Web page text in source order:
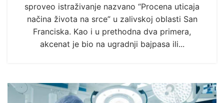
sproveo istraživanje nazvano “Procena uticaja
načina života na srce” u zalivskoj oblasti San
Franciska. Kao i u prethodna dva primera,
akcenat je bio na ugradnji bajpasa ili...